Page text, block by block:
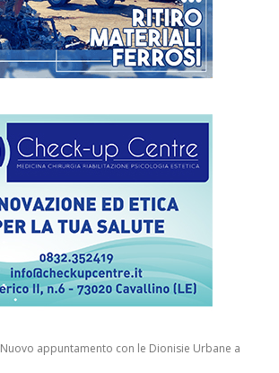
Nuovo appuntamento con le Dionisie Urbane a